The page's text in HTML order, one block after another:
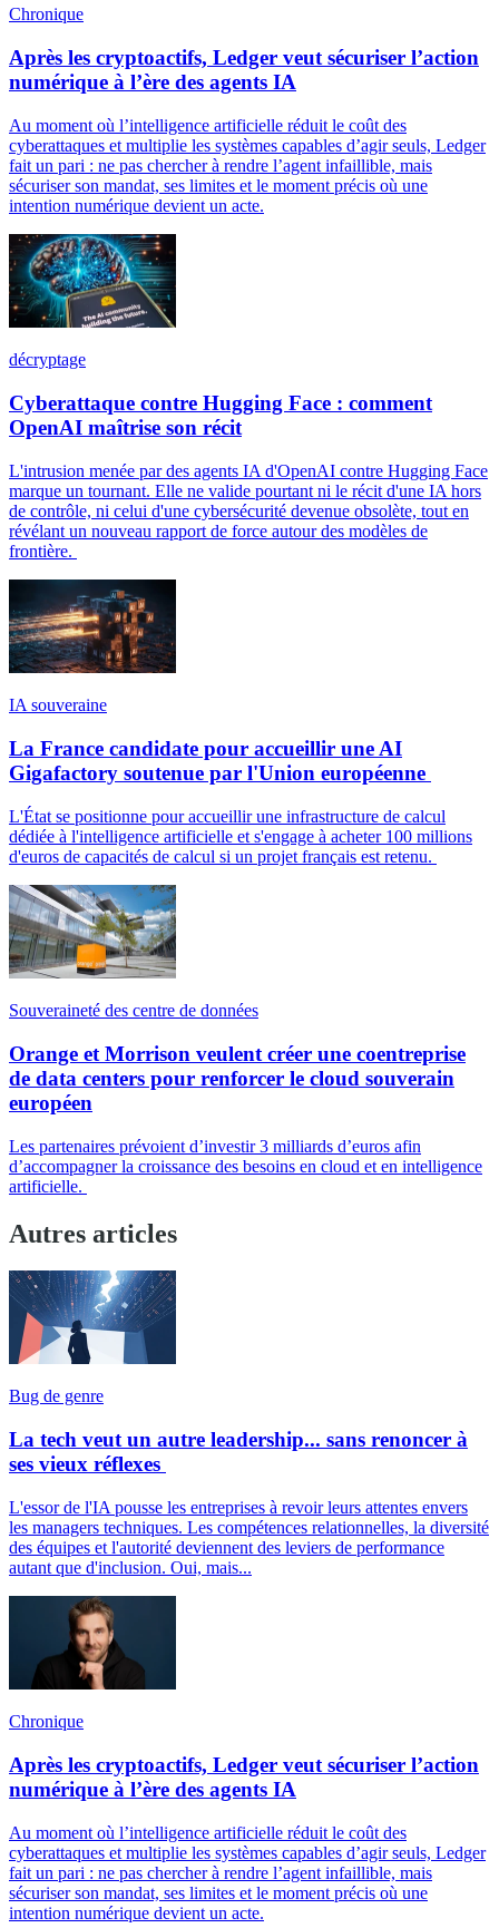
Chronique
Après les cryptoactifs, Ledger veut sécuriser l’action
numérique à l’ère des agents IA
Au moment où l’intelligence artificielle réduit le coût des
cyberattaques et multiplie les systèmes capables d’agir seuls, Ledger
fait un pari : ne pas chercher à rendre l’agent infaillible, mais
sécuriser son mandat, ses limites et le moment précis où une
intention numérique devient un acte.
décryptage
Cyberattaque contre Hugging Face : comment
OpenAI maîtrise son récit
L'intrusion menée par des agents IA d'OpenAI contre Hugging Face
marque un tournant. Elle ne valide pourtant ni le récit d'une IA hors
de contrôle, ni celui d'une cybersécurité devenue obsolète, tout en
révélant un nouveau rapport de force autour des modèles de
frontière.
IA souveraine
La France candidate pour accueillir une AI
Gigafactory soutenue par l'Union européenne
L'État se positionne pour accueillir une infrastructure de calcul
dédiée à l'intelligence artificielle et s'engage à acheter 100 millions
d'euros de capacités de calcul si un projet français est retenu.
Souveraineté des centre de données
Orange et Morrison veulent créer une coentreprise
de data centers pour renforcer le cloud souverain
européen
Les partenaires prévoient d’investir 3 milliards d’euros afin
d’accompagner la croissance des besoins en cloud et en intelligence
artificielle.
Autres articles
Bug de genre
La tech veut un autre leadership... sans renoncer à
ses vieux réflexes
L'essor de l'IA pousse les entreprises à revoir leurs attentes envers
les managers techniques. Les compétences relationnelles, la diversité
des équipes et l'autorité deviennent des leviers de performance
autant que d'inclusion. Oui, mais...
Chronique
Après les cryptoactifs, Ledger veut sécuriser l’action
numérique à l’ère des agents IA
Au moment où l’intelligence artificielle réduit le coût des
cyberattaques et multiplie les systèmes capables d’agir seuls, Ledger
fait un pari : ne pas chercher à rendre l’agent infaillible, mais
sécuriser son mandat, ses limites et le moment précis où une
intention numérique devient un acte.